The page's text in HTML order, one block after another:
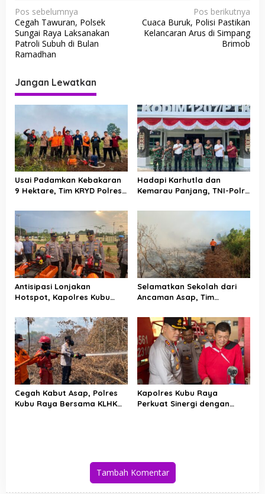
N
a
v
i
g
a
s
i
p
o
s
Pos sebelumnya
Cegah Tawuran, Polsek
Sungai Raya Laksanakan
Patroli Subuh di Bulan
Ramadhan
Pos berikutnya
Cuaca Buruk, Polisi Pastikan
Kelancaran Arus di Simpang
Brimob
Jangan Lewatkan
Usai Padamkan Kebakaran
9 Hektare, Tim KRYD Polres
Bara di Bawah Gambut
Hadapi Karhutla dan
Kemarau Panjang, TNI-Polri
Raya
Antisipasi Lonjakan
Hotspot, Kapolres Kubu
Pemadam Karhutla
Selamatkan Sekolah dari
Ancaman Asap, Tim
Karhutla di Limbung Kubu
Raya
Cegah Kabut Asap, Polres
Kubu Raya Bersama KLHK
Kapolres Kubu Raya
Perkuat Sinergi dengan
Tambah Komentar